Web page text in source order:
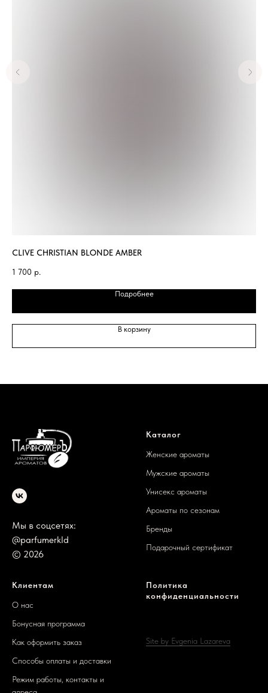
CLIVE CHRISTIAN BLONDE AMBER
1 700 р.
Подробнее
В корзину
Мы в соцсетях:
@parfumerkld
© 2026
Каталог
Женские ароматы
Мужские ароматы
Унисекс ароматы
Ароматы по сезонам
Бренды
Подарочный сертификат
Клиентам
О нас
Бонусная программа
Как оформить заказ
Способы оплаты и доставки
Режим работы, контакты и
Политика
конфиденциальности
Site by Evgenia Lazareva